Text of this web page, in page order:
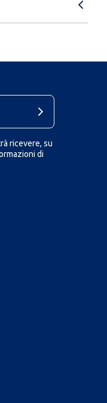
ricevere, su
di